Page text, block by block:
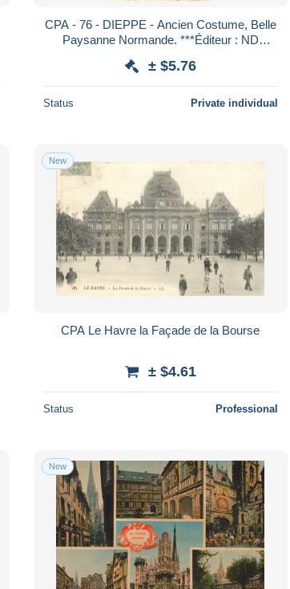
CPA - 76 - DIEPPE - Ancien Costume, Belle
Paysanne Normande. ***Éditeur : ND
± $5.76
Status Private individual
New
CPA Le Havre la Façade de la Bourse
± $4.61
Status Professional
New